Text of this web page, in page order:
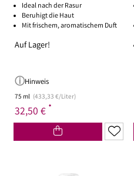
Ideal nach der Rasur
Beruhigt die Haut
Mit frischem, aromatischem Duft
Auf Lager!
Hinweis
75 ml (433,33 €/Liter)
32,50 € *